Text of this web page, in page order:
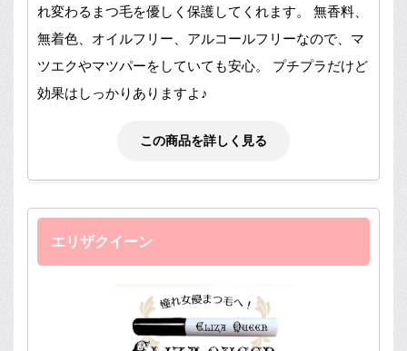
れ変わるまつ毛を優しく保護してくれます。
無香料、
無着色、オイルフリー、アルコールフリーなので、マ
ツエクやマツパーをしていても安心。
プチプラだけど
効果はしっかりありますよ♪
この商品を詳しく見る
エリザクイーン